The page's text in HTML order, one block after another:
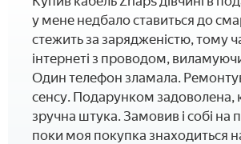
у мене недбало ставиться до
стежить за зарядженістю, тому
інтернеті з проводом,
Один телефон зламала.
сенсу. Подарунком задоволена,
зручна штука. Замовив і собі на
поки моя покупка знаходиться